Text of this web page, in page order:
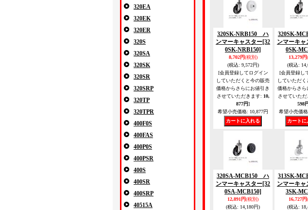
320EA
320EK
320ER
320S
320SA
320SK
320SR
320SRP
320TP
320TPR
400F0S
400FAS
400P0S
400PSR
400S
400SR
400SRP
40515A
320SK-NRB150 ハ
ンマーキャスター[32
0SK-NRB150]
8,702円(税別)
(税込: 9,572円)
[会員登録してログイン
していただくと今の販売
価格からさらにお値引き
させていただきます: 10,
877円]
希望小売価格: 10,877円
320SK-
ンマーキャ
0SK-
13,279円
(税込:
[会員登録し
していただ
価格からさら
させていただ
598
希望小売価格
320SA-MCB150 ハ
ンマーキャスター[32
0SA-MCB150]
12,891円(税別)
(税込: 14,180円)
313SK-
ンマーキャ
3SK-
16,727円
(税込: